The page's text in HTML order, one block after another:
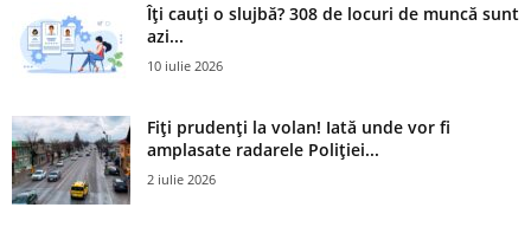
Îți cauți o slujbă? 308 de locuri de muncă sunt
azi...
10 iulie 2026
Fiți prudenți la volan! Iată unde vor fi
amplasate radarele Poliției...
2 iulie 2026